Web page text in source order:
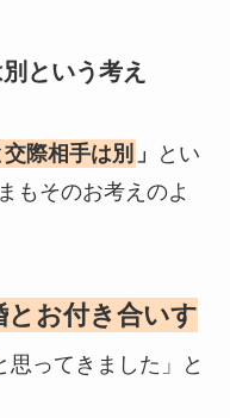
という考え
際相手は別 」
とい
もそのお考えのよ
とお付き合いす
思ってきました」と